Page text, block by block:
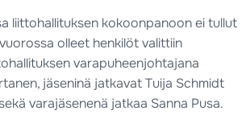
liittohallituksen kokoonpanoon ei tullut
olleet henkilöt valittiin
varapuheenjohtajana
jäseninä jatkavat Tuija Schmidt
varajäsenenä jatkaa Sanna Pusa.